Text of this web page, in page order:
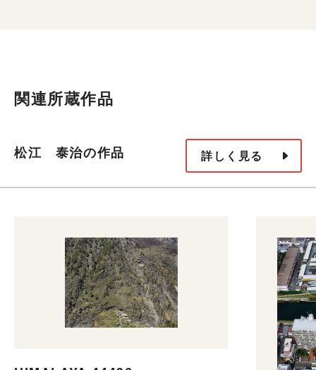
関連所蔵作品
松江 泰治の作品 詳しく見る